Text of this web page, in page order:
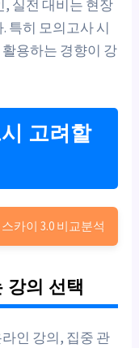
, 실전 대비는 현장
특히 모의고사 시
용하는 경향이 강
고려할
카이 3.0 비교분석
강의 선택
인 강의, 집중 관